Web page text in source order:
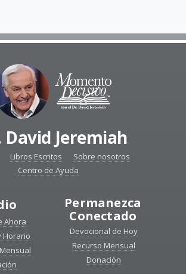
David Jeremiah
Libros Escritos
Sobre nosotros
Centro de Ayuda
Ahora
Horario
Permanezca
Conectado
Devocional de Hoy
Recurso Mensual
Donación